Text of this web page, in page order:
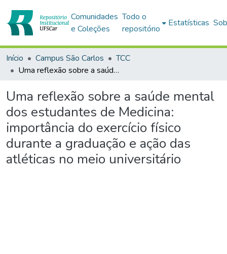
Comunidades
e Coleções
Todo o
repositório
Estatísticas
Início Campus São Carlos
TCC
Uma reflexão sobre a saúde mental dos estudantes de Medicina: importância do exercício físico durante a graduação e ação das atléticas no meio universitário
Uma reflexão sobre a saúde mental
dos estudantes de Medicina:
importância do exercício físico
durante a graduação e ação das
atléticas no meio universitário